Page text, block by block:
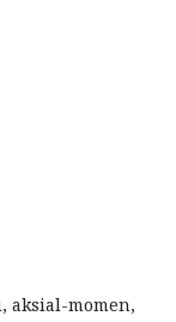
aksial-momen,